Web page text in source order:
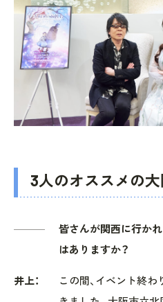
3人のオススメの大
皆さんが関西に行か
はありますか？
井上：
この間、イベント終